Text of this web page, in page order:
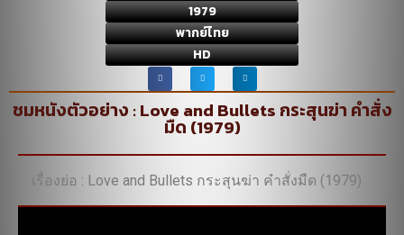
1979
พากย์ไทย
HD
ชมหนังตัวอย่าง : Love and Bullets กระสุนฆ่า คำสั่ง
มืด (1979)
เรื่องย่อ : Love and Bullets กระสุนฆ่า คำสั่งมืด (1979)